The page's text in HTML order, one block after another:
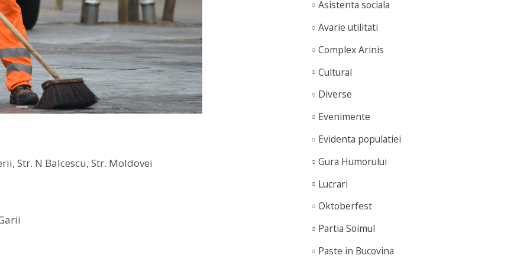
Str. N Balcescu, Str. Moldovei
Asistenta sociala
Avarie utilitati
Complex Arinis
Cultural
Diverse
Evenimente
Evidenta populatiei
Gura Humorului
Lucrari
Oktoberfest
Partia Soimul
Paste in Bucovina